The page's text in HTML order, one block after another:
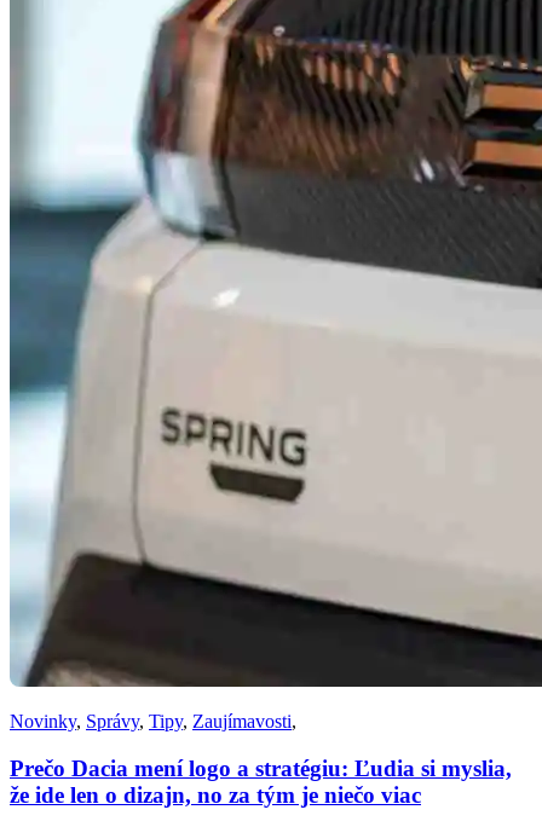
Novinky, Správy, Tipy, Zaujímavosti,
Prečo Dacia mení logo a stratégiu: Ľudia si myslia,
že ide len o dizajn, no za tým je niečo viac